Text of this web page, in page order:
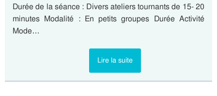
Durée de la séance : Divers ateliers tournants de 15- 20
minutes Modalité : En petits groupes Durée Activité
Mode…
Lire la suite